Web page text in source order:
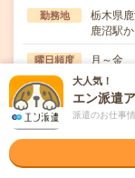
勤務地
栃木県
鹿沼駅
曜日頻度 月～金
時間 08:15～
期間 長期で
時給
大人気！
エン派遣
派遣のお仕事